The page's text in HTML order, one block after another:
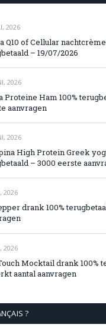
2026
Q10 of Cellular nachtcrème
– 19/07/2026
2026
Proteine Ham 100%
aanvragen
2026
High Protein Greek
– 3000 eerste
2026
drank 100%
2026
Mocktail drank 100%
aantal aanvragen
?